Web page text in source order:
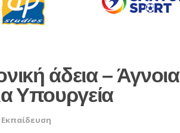
άδεια – Άγνοια
Υπουργεία
Εκπαίδευση